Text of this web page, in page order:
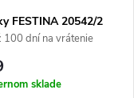
FESTINA 20542/2
100 dní na vrátenie
predajca.
sklade